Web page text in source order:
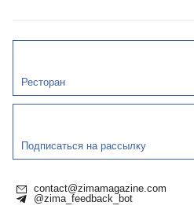
Ресторан
Подписаться на рассылку
contact@zimamagazine.com
@zima_feedback_bot